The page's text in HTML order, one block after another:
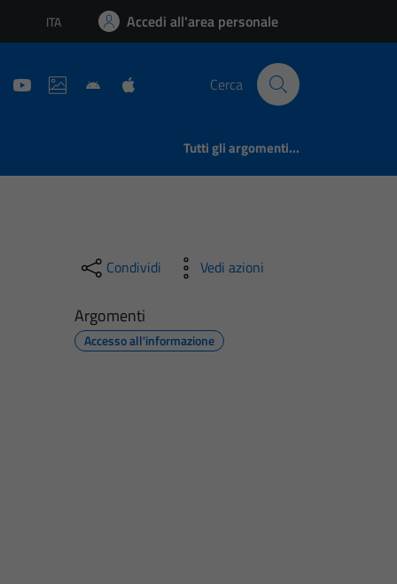
Lingua attiva:
ITA Accedi all'area personale
Cerca
Tutti gli argomenti...
Condividi Vedi azioni
Argomenti
Accesso all'informazione